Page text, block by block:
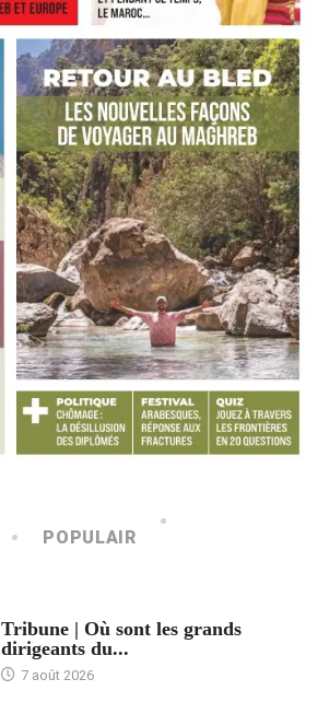
POPULAIR
Tribune | Où sont les grands
dirigeants du...
7 août 2026